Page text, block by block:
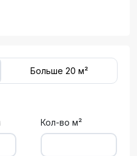
Больше 20 м²
Кол-во м²